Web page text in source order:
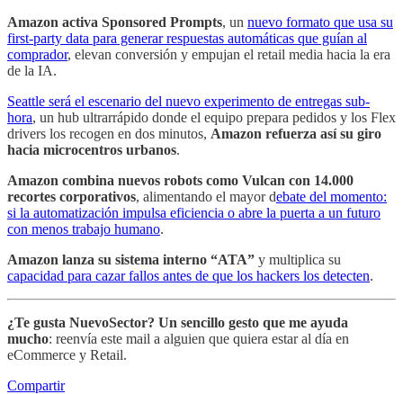
Amazon activa Sponsored Prompts, un nuevo formato que usa su
first-party data para generar respuestas automáticas que guían al
comprador, elevan conversión y empujan el retail media hacia la era
de la IA.
Seattle será el escenario del nuevo experimento de entregas sub-
hora, un hub ultrarrápido donde el equipo prepara pedidos y los Flex
drivers los recogen en dos minutos, Amazon refuerza así su giro
hacia microcentros urbanos.
Amazon combina nuevos robots como Vulcan con 14.000
recortes corporativos, alimentando el mayor debate del momento:
si la automatización impulsa eficiencia o abre la puerta a un futuro
con menos trabajo humano.
Amazon lanza su sistema interno “ATA” y multiplica su
capacidad para cazar fallos antes de que los hackers los detecten.
¿Te gusta NuevoSector? Un sencillo gesto que me ayuda
mucho: reenvía este mail a alguien que quiera estar al día en
eCommerce y Retail.
Compartir